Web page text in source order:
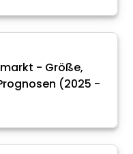
- Größe,
(2025 -